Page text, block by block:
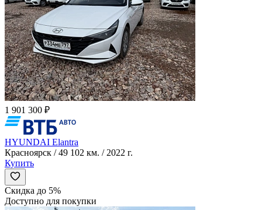
1 901 300 ₽
HYUNDAI Elantra
Красноярск / 49 102 км. / 2022 г.
Купить
Скидка до 5%
Доступно для покупки